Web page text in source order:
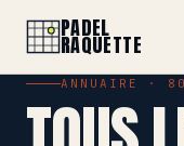
PADEL
RAQUETTE
ANNUAIRE · 80